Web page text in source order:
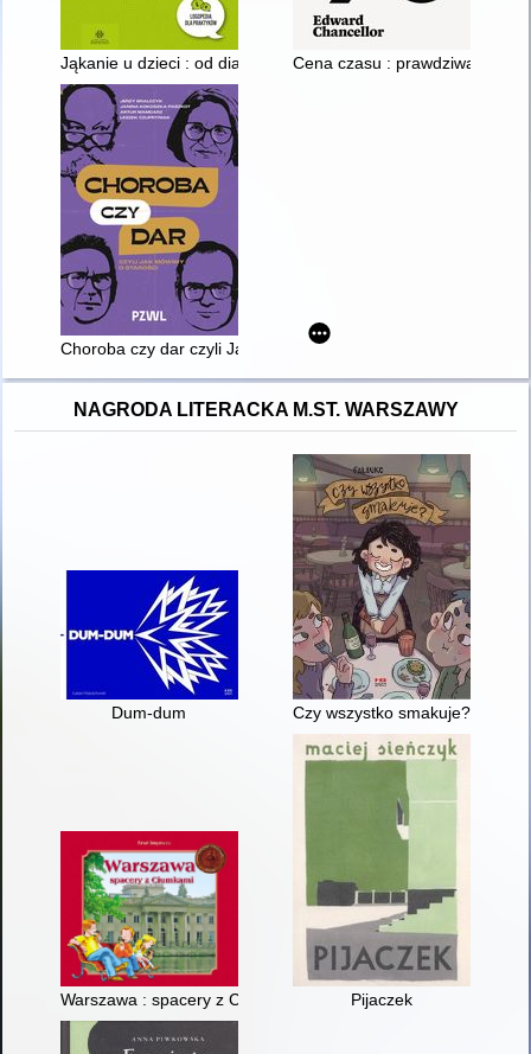
Jąkanie u dzieci : od diagnozy do skutecznej interwencji
Cena czasu : prawdziwa
Choroba czy dar czyli Jak mówimy o starości
NAGRODA LITERACKA M.ST. WARSZAWY
Dum-dum Czy wszystko smakuje?
Warszawa : spacery z Ciumkami Pijaczek